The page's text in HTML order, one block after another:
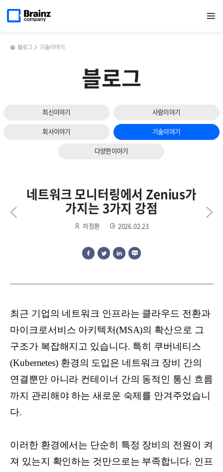
열기
페이지로
블로그 기술이야기
블로그
최신이야기 사람이야기
회사이야기 기술이야기
다양한이야기
툴을
조치가이드
네트워크 모니터링에서 Zenius가
가지는 3가지 강점
차정환 2026.02.23
공공솔루션마켓]
최근 기업의 네트워크 인프라는 클라우드 전환과
마이크로서비스 아키텍처(MSA)의 확산으로 그
구조가 복잡해지고 있습니다. 특히 쿠버네티스
(Kubernetes) 환경의 도입은 네트워크 장비 간의
연결뿐만 아니라 컨테이너 간의 동적인 통신 흐름
까지 관리해야 하는 새로운 숙제를 안겨주었습니
다.
이러한 환경에서는 단순히 특정 장비의 전원이 켜
져 있는지 확인하는 것만으로는 부족합니다. 인프
다음
슬라이드